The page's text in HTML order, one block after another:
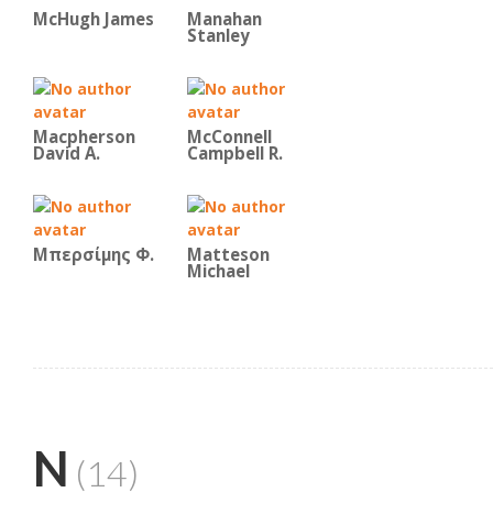
McHugh James Manahan
Stanley
Macpherson
David A.
McConnell
Campbell R.
Μπερσίμης Φ. Matteson
Michael
N (14)